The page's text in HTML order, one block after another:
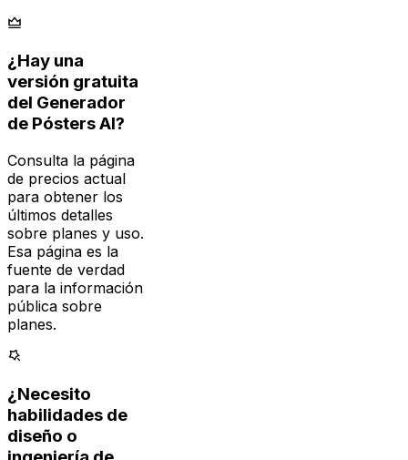
¿Hay una
versión gratuita
del Generador
de Pósters AI?
Consulta la página
de precios actual
para obtener los
últimos detalles
sobre planes y uso.
Esa página es la
fuente de verdad
para la información
pública sobre
planes.
¿Necesito
habilidades de
diseño o
ingeniería de
prompts?